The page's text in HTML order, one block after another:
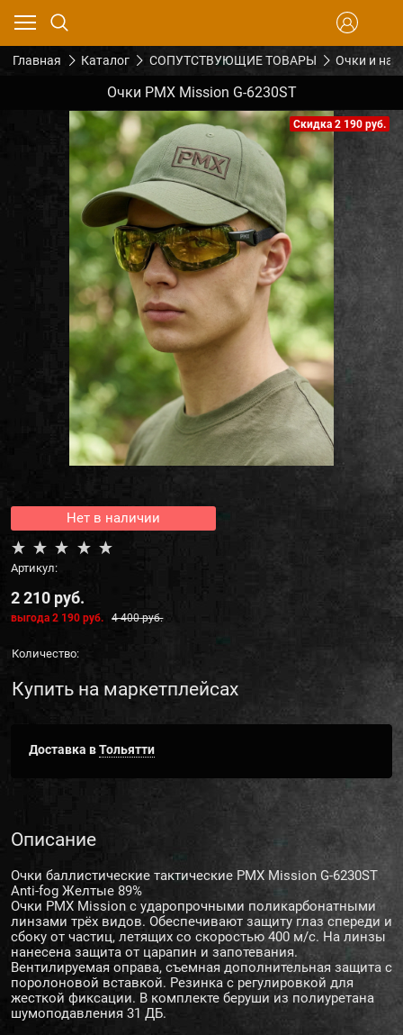
Главная Каталог СОПУТСТВУЮЩИЕ ТОВАРЫ Очки и
Очки PMX Mission G-6230ST
Скидка 2 190 руб.
Нет в наличии
Артикул:
4 400 руб.
2 210 руб.
выгода 2 190 руб.
Количество:
Купить на маркетплейсах
Доставка вТольятти
Описание
Очки баллистические тактические PMX Mission G-6230ST
Anti-fog Желтые 89%
Очки PMX Mission с ударопрочными поликарбонатными
линзами трёх видов. Обеспечивают защиту глаз спереди и
сбоку от частиц, летящих со скоростью 400 м/с. На линзы
нанесена защита от царапин и запотевания.
Вентилируемая оправа, съемная дополнительная защита с
поролоновой вставкой. Резинка с регулировкой для
жесткой фиксации. В комплекте беруши из полиуретана
шумоподавления 31 ДБ.